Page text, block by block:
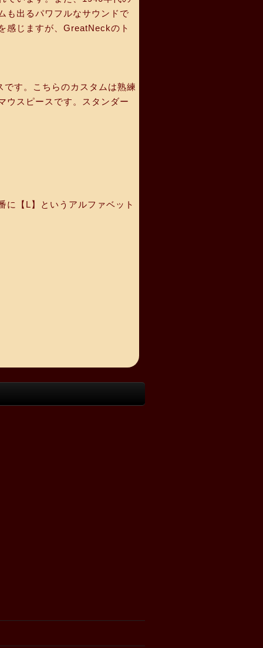
も出るパワフルなサウンドで
感じますが、GreatNeckのト
す。こちらのカスタムは熟練
ウスピースです。スタンダー
【L】というアルファベット